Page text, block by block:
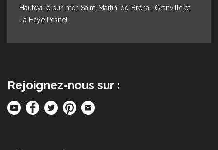
Hauteville-sur-mer, Saint-Martin-de-Bréhal, Granville et
La Haye Pesnel
Rejoignez-nous sur :